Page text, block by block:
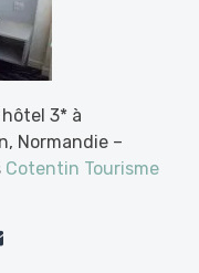
3* à
Normandie –
Cotentin Tourisme